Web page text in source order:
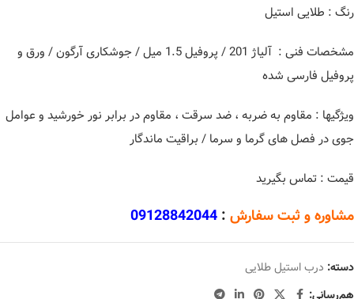
رنگ : طلایی استیل
مشخصات فنی : آلیاژ 201 / پروفیل 1.5 میل / جوشکاری آرگون / ورق و
پروفیل فارسی شده
ویژگیها : مقاوم به ضربه ، ضد سرقت ، مقاوم در برابر نور خورشید و عوامل
جوی در فصل های گرما و سرما / براقیت ماندگار
قیمت : تماس بگیرید
مشاوره و ثبت سفارش :
09128842044
دسته: درب استیل طلایی
هم‌رسانی: